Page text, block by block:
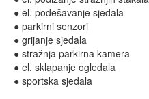
● el. podešavanje sjedala
● parkirni senzori
● grijanje sjedala
● stražnja parkirna kamera
● el. sklapanje ogledala
● sportska sjedala